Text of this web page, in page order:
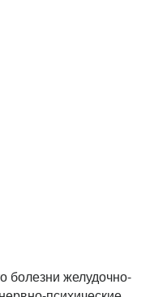
болезни желудочно-